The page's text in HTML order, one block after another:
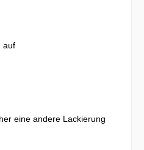
auf
eine andere Lackierung